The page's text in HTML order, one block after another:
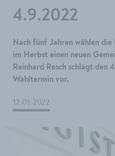
4.9.2022
Nach fünf Jahren wählen
im Herbst einen neuen
Reinhard Resch schlägt den
Wahltermin vor.
12.05.2022